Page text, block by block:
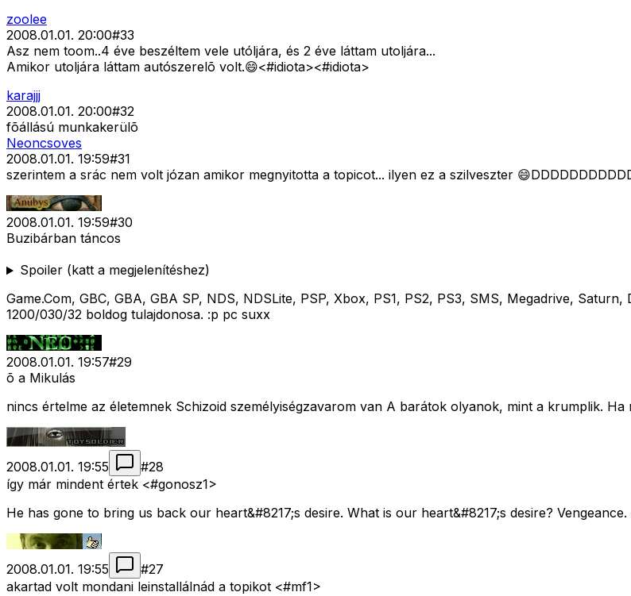
zoolee
2008.01.01. 20:00#33
Asz nem toom..4 éve beszéltem vele utóljára, és 2 éve láttam utoljára...
Amikor utoljára láttam autószerelõ volt.😄<#idiota><#idiota>
karajjj
2008.01.01. 20:00#32
fõállású munkakerülõ
Neoncsoves
2008.01.01. 19:59#31
szerintem a srác nem volt józan amikor megnyitotta a topicot... ilyen ez a szilveszter
2008.01.01. 19:59#30
Buzibárban táncos
Spoiler (katt a megjelenítéshez)
Game.Com, GBC, GBA, GBA SP, NDS, NDSLite, PSP, Xbox, PS1, PS2, PS3, SMS, Megadrive,
1200/030/32 boldog tulajdonosa. :p pc suxx
2008.01.01. 19:57#29
õ a Mikulás
nincs értelme az életemnek Schizoid személyiségzavarom van A barátok olyanok, mint a krumplik. Ha
2008.01.01. 19:55 #28
így már mindent értek <#gonosz1>
He has gone to bring us back our heart&#8217;s desire. What is our heart&#8217;s desire?
2008.01.01. 19:55 #27
akartad volt mondani leinstallálnád a topikot <#mf1>